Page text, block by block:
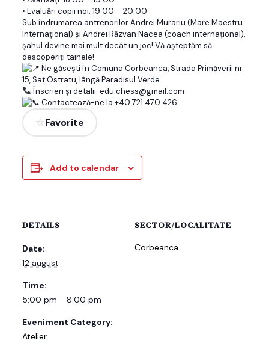
• Evaluări copii noi: 19:00 – 20:00
Sub îndrumarea antrenorilor Andrei Murariu (Mare Maestru
Internațional) și Andrei Răzvan Nacea (coach internațional),
șahul devine mai mult decât un joc! Vă așteptăm să
descoperiți tainele!
Ne găsești în Comuna Corbeanca, Strada Primăverii nr.
15, Sat Ostratu, lângă Paradisul Verde.
Înscrieri și detalii: edu.chess@gmail.com
Contactează-ne la +40 721 470 426
Favorite
Add to calendar
DETAILS
Date:
12 august
Time:
5:00 pm - 8:00 pm
Eveniment Category:
Atelier
SECTOR/LOCALITATE
Corbeanca